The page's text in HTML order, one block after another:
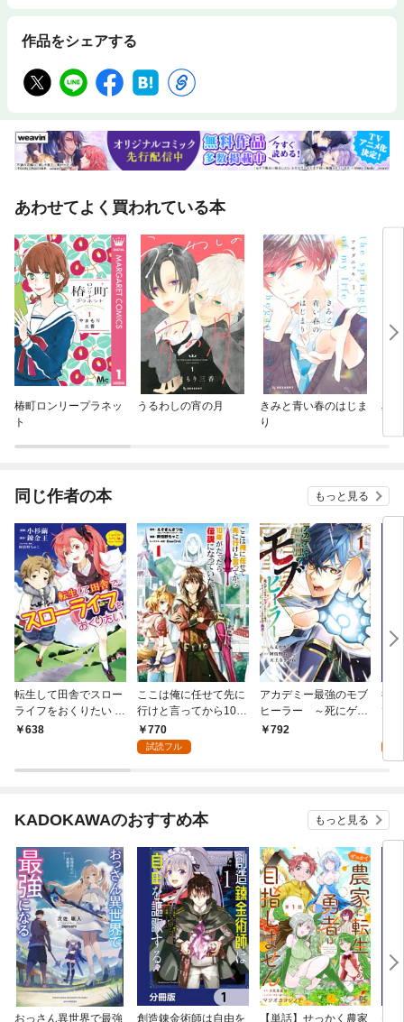
作品をシェアする
あわせてよく買われている本
椿町ロンリープラネッ
ト
うるわしの宵の月
きみと青い春のはじま
り
星
同じ作者の本 もっと見る
転生して田舎でスロー
ライフをおくりたい 1
巻638
ここは俺に任せて先に
行けと言ってから10年
がたったら伝説になっ
ていた。 1巻
770
試読フル
アカデミー最強のモブ
ヒーラー ～死にゲー
世界のモブに転生した
792
役
で
1
KADOKAWAのおすすめ本 もっと見る
おっさん異世界で最強 創造錬金術師は自由を 【単話】せっかく農家